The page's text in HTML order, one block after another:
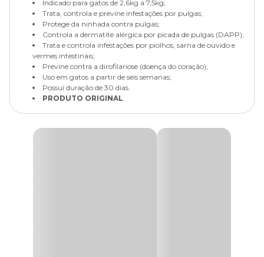
Indicado para gatos de 2,6kg a 7,5kg;
Trata, controla e previne infestações por pulgas;
Protege da ninhada contra pulgas;
Controla a dermatite alérgica por picada de pulgas (DAPP);
Trata e controla infestações por piolhos, sarna de ouvido e
vermes intestinais;
Previne contra a dirofilariose (doença do coração);
Uso em gatos a partir de seis semanas;
Possui duração de 30 dias.
PRODUTO ORIGINAL